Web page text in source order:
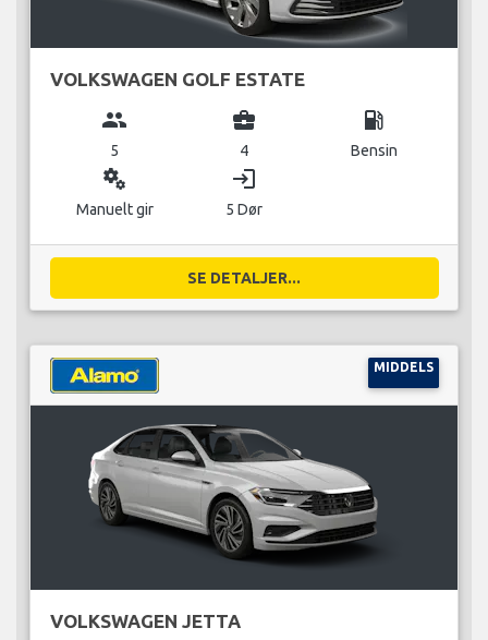
VOLKSWAGEN GOLF ESTATE
group
5
business_center
4
local_gas_station
Bensin
miscellaneous_services
Manuelt gir
login
5 Dør
SE DETALJER...
MIDDELS
VOLKSWAGEN JETTA